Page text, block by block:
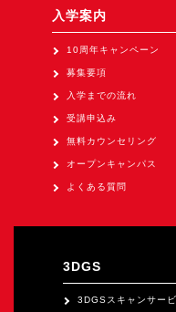
（1/8～10東京ビッグサイ
Tsumiki Community Day
（5/27～28 秋葉原UDX）
《求人》
入学案内
10周年キャンペーン
募集要項
入学までの流れ
受講申込み
無料カウンセリング
オープンキャンパス
よくある質問
3DGS
3DGSスキャンサー